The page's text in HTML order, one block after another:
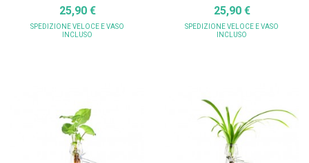
25,90 €
SPEDIZIONE VELOCE E VASO
INCLUSO
25,90 €
SPEDIZIONE VELOCE E VASO
INCLUSO